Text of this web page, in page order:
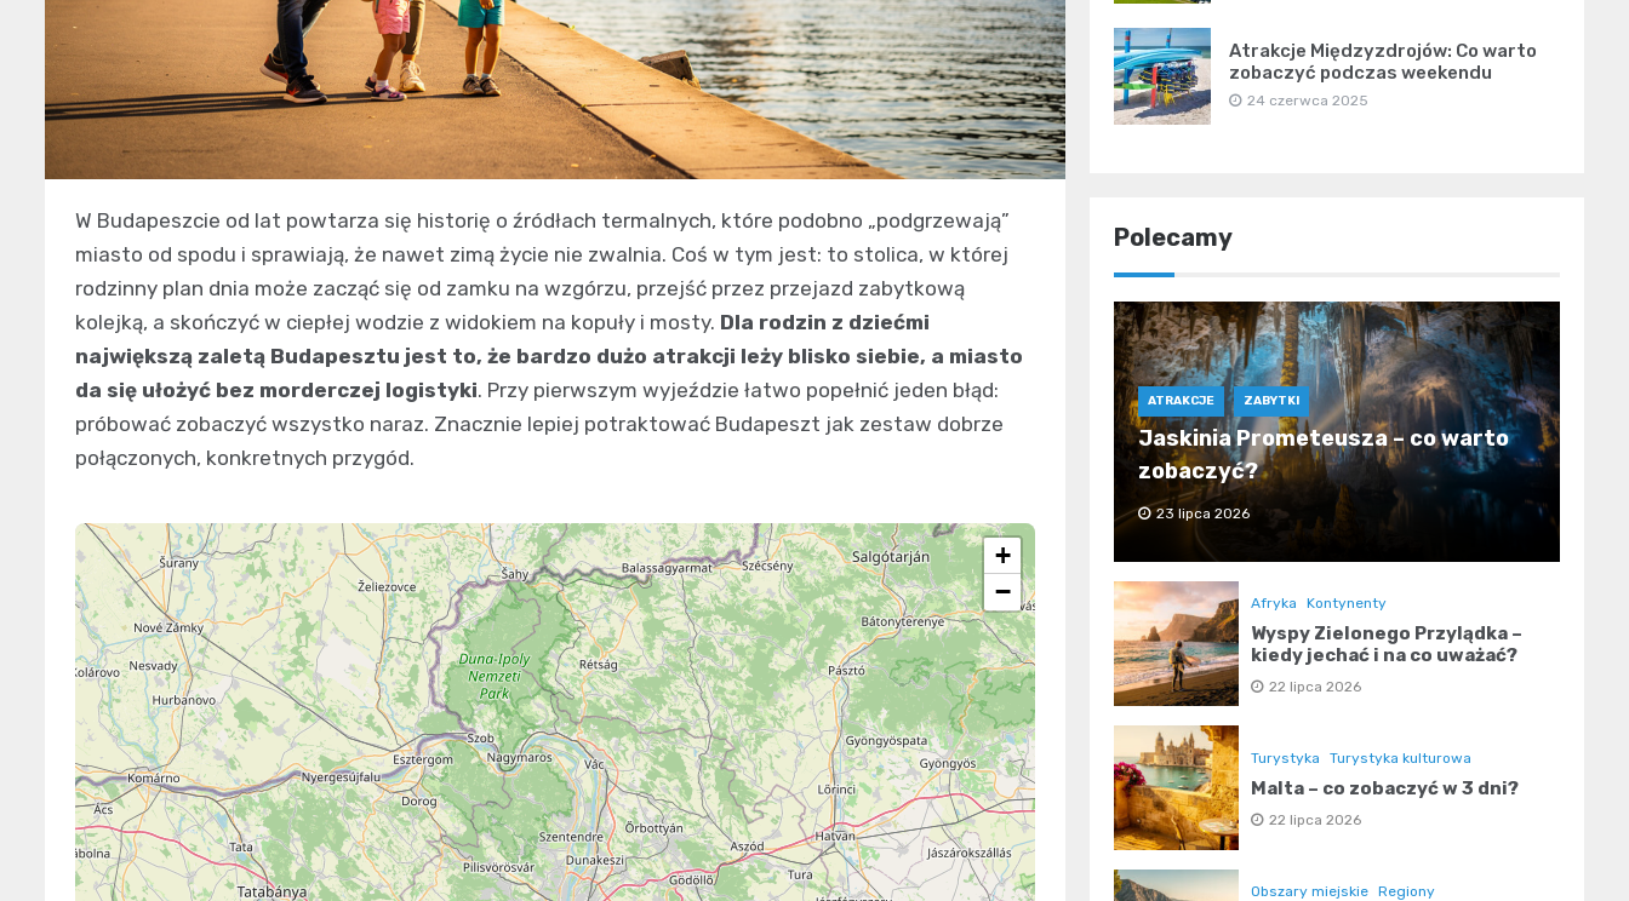
W Budapeszcie od lat powtarza się historię o źródłach termalnych, które podobno „podgrzewają”
miasto od spodu i sprawiają, że nawet zimą życie nie zwalnia. Coś w tym jest: to stolica, w której
rodzinny plan dnia może zacząć się od zamku na wzgórzu, przejść przez przejazd zabytkową
kolejką, a skończyć w ciepłej wodzie z widokiem na kopuły i mosty. Dla rodzin z dziećmi
największą zaletą Budapesztu jest to, że bardzo dużo atrakcji leży blisko siebie, a miasto
da się ułożyć bez morderczej logistyki. Przy pierwszym wyjeździe łatwo popełnić jeden błąd:
próbować zobaczyć wszystko naraz. Znacznie lepiej potraktować Budapeszt jak zestaw dobrze
połączonych, konkretnych przygód.
+
−
Atrakcje Międzyzdrojów: Co warto
zobaczyć podczas weekendu
24 czerwca 2025
Polecamy
ATRAKCJE ZABYTKI
Jaskinia Prometeusza – co warto
zobaczyć?
23 lipca 2026
Afryka Kontynenty
Wyspy Zielonego Przylądka –
kiedy jechać i na co uważać?
22 lipca 2026
Turystyka Turystyka kulturowa
Malta – co zobaczyć w 3 dni?
22 lipca 2026
Obszary miejskie Regiony